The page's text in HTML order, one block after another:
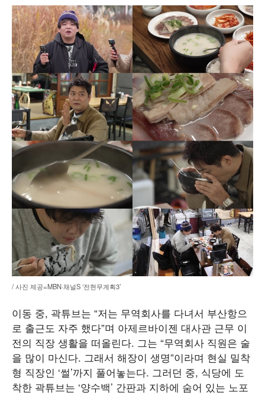
/ 사진 제공=MBN·채널S ‘전현무계획3’
이동 중, 곽튜브는 “저는 무역회사를 다녀서 부산항으
로 출근도 자주 했다”며 아제르바이젠 대사관 근무 이
전의 직장 생활을 떠올린다. 그는 “무역회사 직원은 술
을 많이 마신다. 그래서 해장이 생명”이라며 현실 밀착
형 직장인 ‘썰’까지 풀어놓는다. 그러던 중, 식당에 도
착한 곽튜브는 ‘양수백’ 간판과 지하에 숨어 있는 노포